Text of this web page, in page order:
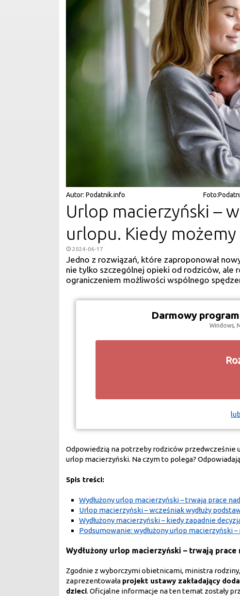
Autor: Podatnik.info Foto:
Urlop macierzyński –
urlopu. Kiedy możemy
2024-06-17
Jedno z rozwiązań, które zaproponował
nie tylko szczególnej opieki od rodziców, ale
ograniczeniem możliwości wspólnego
Darmowy
Windows,
Odpowiedzią na potrzeby rodziców przedwcześnie
urlop macierzyński. Na czym to polega?
Spis treści:
Wydłużony urlop macierzyński – trwają prace
Urlop macierzyński – wcześniak wydłuży
Wydłużony macierzyński – kiedy zapadnie
Podsumowanie: wydłużony urlop macierzyński
Wydłużony urlop macierzyński – trwają
Zgodnie z wyborczymi obietnicami, ministra
zaprezentowała projekt ustawy zakładający
dzieci. Oficjalne informacje na ten temat zostały